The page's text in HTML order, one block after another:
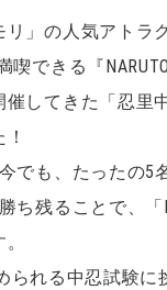
」の人気アトラ
できる『
してきた「忍里
でも、たったの
残ることで、「
られる中忍試験に